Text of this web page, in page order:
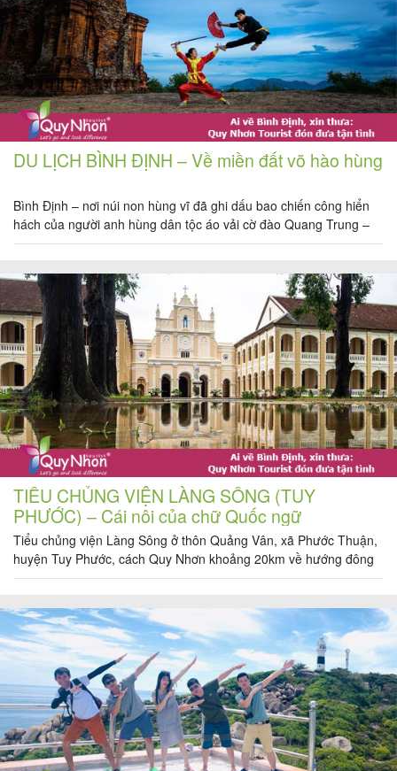
du
lịch
Về
Quy
Nhơn
Cảm
nhận
khách
hàng
Tuyển
dụng
Liên
hệ
DU LỊCH BÌNH ĐỊNH – Về miền đất võ hào hùng
Bình Định – nơi núi non hùng vĩ đã ghi dấu bao chiến công hiển
hách của người anh hùng dân tộc áo vải cờ đào Quang Trung –
Nguyễn Huệ vào cuối thế kỷ XVIII, của quân dân Quy Nhơn –
đế […]
TIỂU CHỦNG VIỆN LÀNG SÔNG (TUY
PHƯỚC) – Cái nôi của chữ Quốc ngữ
Tiểu chủng viện Làng Sông ở thôn Quảng Vân, xã Phước Thuận,
huyện Tuy Phước, cách Quy Nhơn khoảng 20km về hướng đông
bắc. Theo những người già kể lại, nhà thờ trước kia có lên gọi là
rồi tấm biển đề ở […]